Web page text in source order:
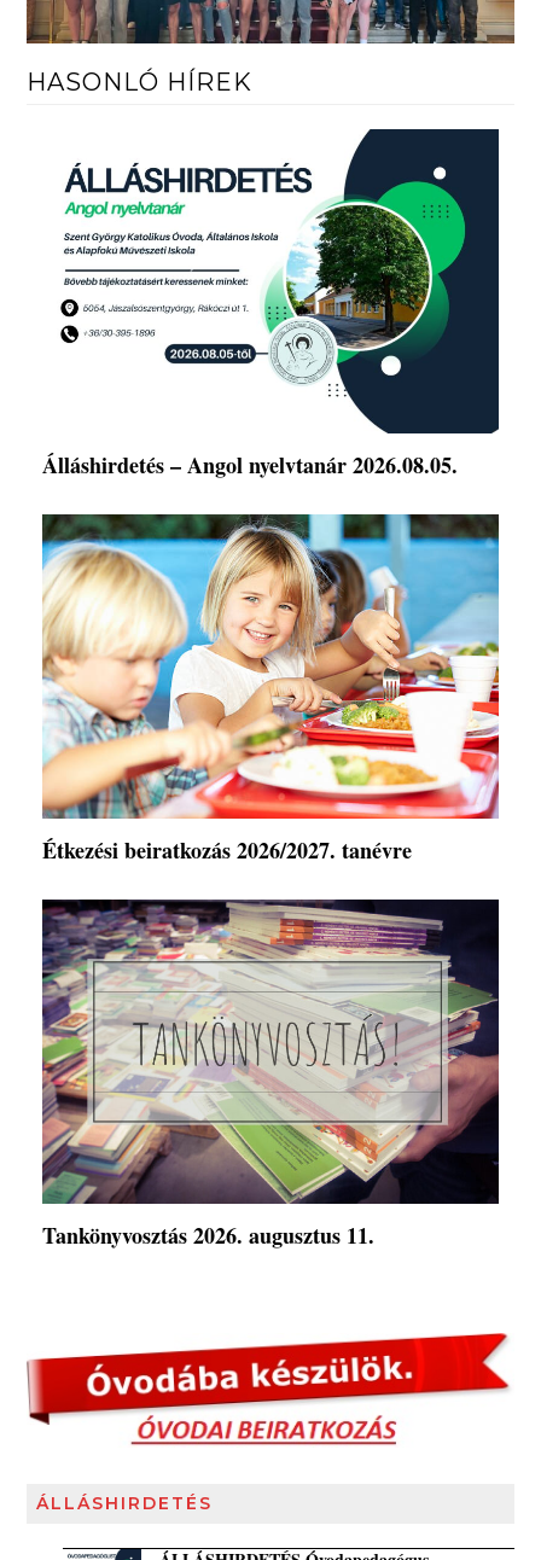
HASONLÓ HÍREK
Álláshirdetés – Angol nyelvtanár 2026.08.05.
Étkezési beiratkozás 2026/2027. tanévre
Tankönyvosztás 2026. augusztus 11.
ÁLLÁSHIRDETÉS